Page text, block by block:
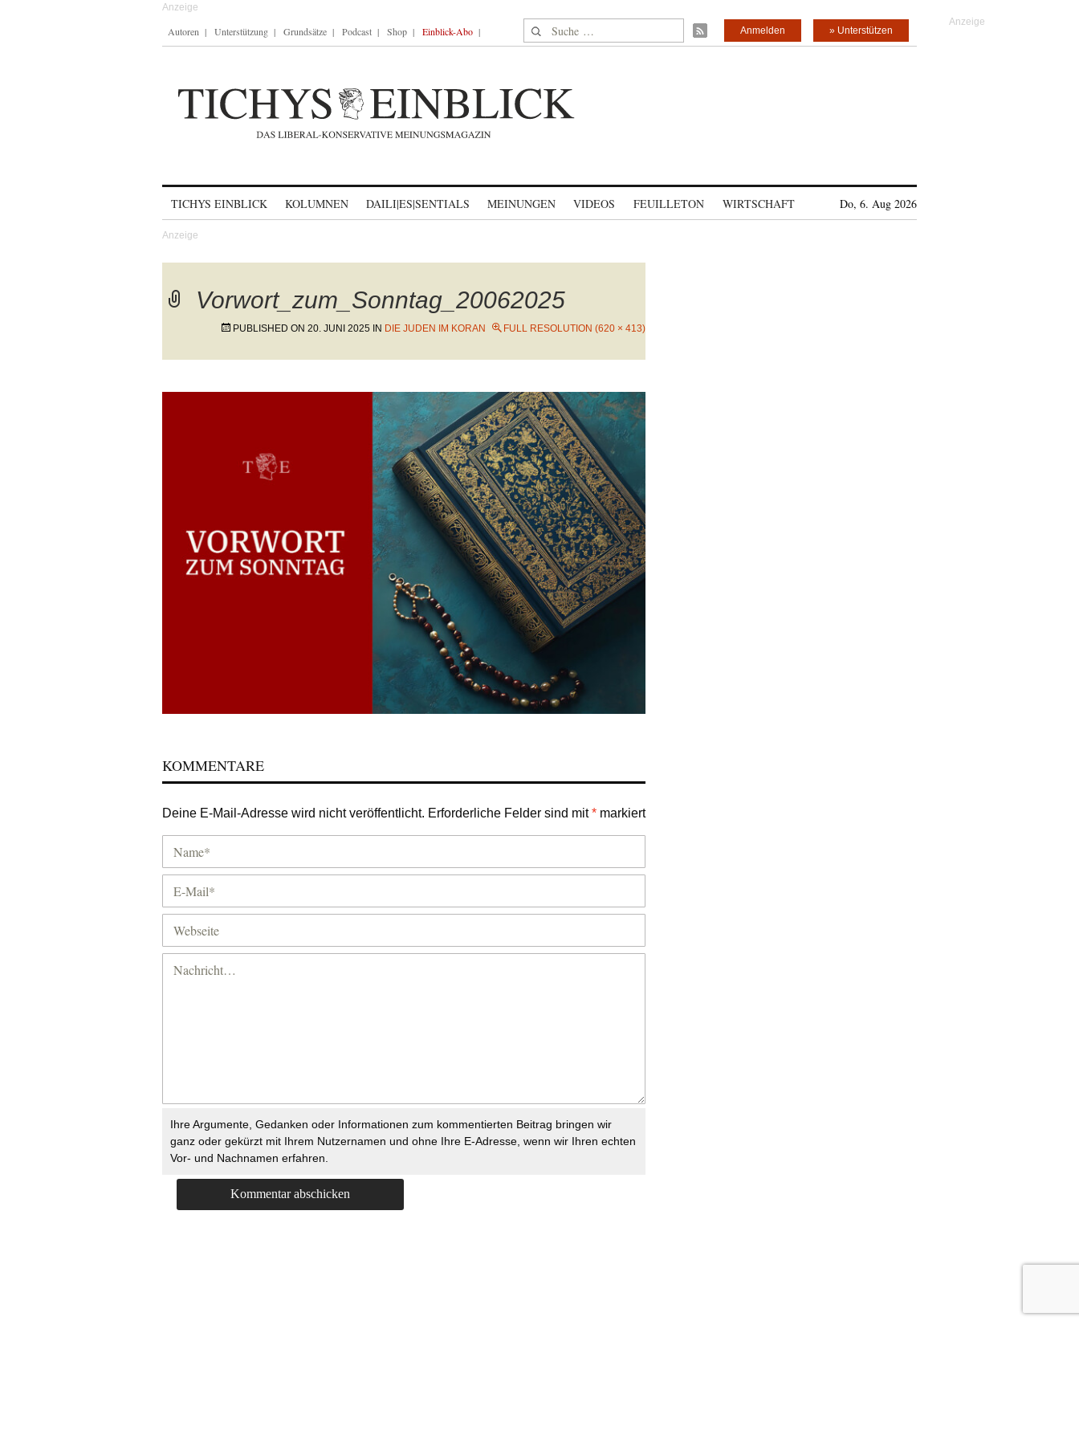
Autoren Unterstützung Grundsätze Podcast Shop Einblick-Abo Suche nach: » Unterstützen
Anmelden
TICHYS EINBLICK KOLUMNEN DAILI|ES|SENTIALS MEINUNGEN VIDEOS FEUILLETON WIRTSCHAFT Do, 6. Aug 2026
Vorwort_zum_Sonntag_20062025
PUBLISHED ON 20. JUNI 2025 IN DIE JUDEN IM KORAN FULL RESOLUTION (620 × 413)
KOMMENTARE
Deine E-Mail-Adresse wird nicht veröffentlicht. Erforderliche Felder sind mit* markiert
Ihre Argumente, Gedanken oder Informationen zum kommentierten Beitrag bringen wir
ganz oder gekürzt mit Ihrem Nutzernamen und ohne Ihre E-Adresse, wenn wir Ihren echten
Vor- und Nachnamen erfahren.